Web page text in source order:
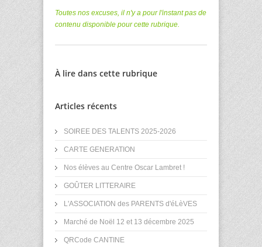
Toutes nos excuses, il n'y a pour l'instant pas de
contenu disponible pour cette rubrique.
À lire dans cette rubrique
Articles récents
SOIREE DES TALENTS 2025-2026
CARTE GENERATION
Nos élèves au Centre Oscar Lambret !
GOÛTER LITTERAIRE
L'ASSOCIATION des PARENTS d'éLèVES
Marché de Noël 12 et 13 décembre 2025
QRCode CANTINE